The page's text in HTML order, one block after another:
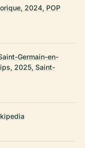
2024, POP
Germain-en-
2025, Saint-